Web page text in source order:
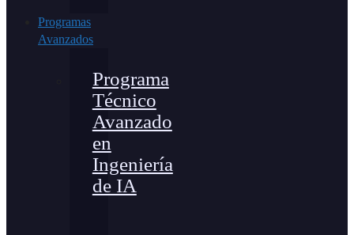
Programas
Avanzados
Programa
Técnico
Avanzado
en
Ingeniería
de IA